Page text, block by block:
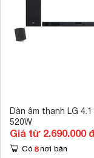
Dàn âm thanh LG
520W
Giá từ 2.690.000
Có 8 nơi bán